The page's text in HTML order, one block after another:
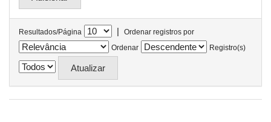
Resultados/Página |
Ordenar registros por
Ordenar
Registro(s)